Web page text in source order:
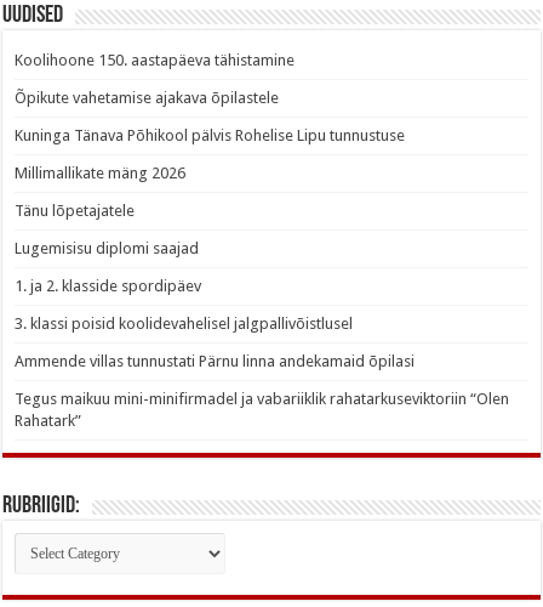
Uudised
Koolihoone 150. aastapäeva tähistamine
Õpikute vahetamise ajakava õpilastele
Kuninga Tänava Põhikool pälvis Rohelise Lipu tunnustuse
Millimallikate mäng 2026
Tänu lõpetajatele
Lugemisisu diplomi saajad
1. ja 2. klasside spordipäev
3. klassi poisid koolidevahelisel jalgpallivõistlusel
Ammende villas tunnustati Pärnu linna andekamaid õpilasi
Tegus maikuu mini-minifirmadel ja vabariiklik rahatarkuseviktoriin “Olen
Rahatark”
Rubriigid:
Rubriigid: